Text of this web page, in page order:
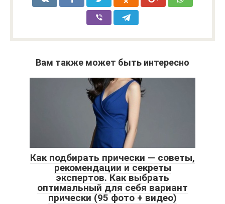
Вам также может быть интересно
Как подбирать прически — советы,
рекомендации и секреты
экспертов. Как выбрать
оптимальный для себя вариант
прически (95 фото + видео)